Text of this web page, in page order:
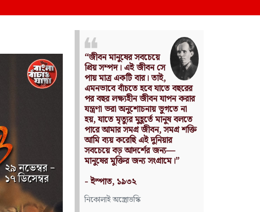
Nothing can have value
without being an object of
utility.
Source: Das Kapital
(Volume I, Chapter 1)
কার্ল মার্কস